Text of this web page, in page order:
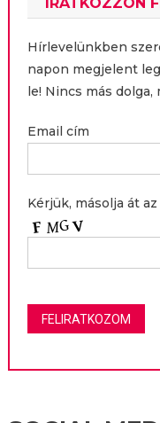
Hírlevelünkben
napon megjelent
le! Nincs más
Email cím
Kérjük, másolja át